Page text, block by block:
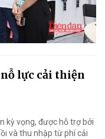
lực cải thiện
kỳ vọng, được hỗ trợ bởi
và thu nhập từ phí cải